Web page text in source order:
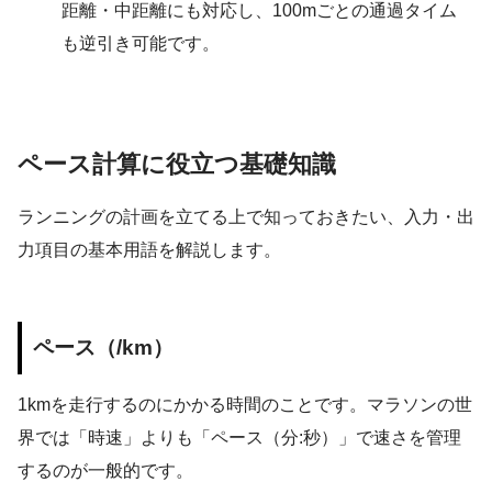
距離・中距離にも対応し、100mごとの通過タイム
も逆引き可能です。
ペース計算に役立つ基礎知識
ランニングの計画を立てる上で知っておきたい、入力・出
力項目の基本用語を解説します。
ペース（/km）
1kmを走行するのにかかる時間のことです。マラソンの世
界では「時速」よりも「ペース（分:秒）」で速さを管理
するのが一般的です。